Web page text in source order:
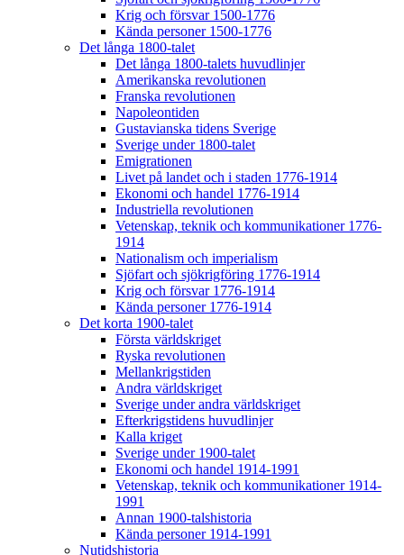
Krig och försvar 1500-1776
Kända personer 1500-1776
Det långa 1800-talet
Det långa 1800-talets huvudlinjer
Amerikanska revolutionen
Franska revolutionen
Napoleontiden
Gustavianska tidens Sverige
Sverige under 1800-talet
Emigrationen
Livet på landet och i staden 1776-1914
Ekonomi och handel 1776-1914
Industriella revolutionen
Vetenskap, teknik och kommunikationer 1776-
1914
Nationalism och imperialism
Sjöfart och sjökrigföring 1776-1914
Krig och försvar 1776-1914
Kända personer 1776-1914
Det korta 1900-talet
Första världskriget
Ryska revolutionen
Mellankrigstiden
Andra världskriget
Sverige under andra världskriget
Efterkrigstidens huvudlinjer
Kalla kriget
Sverige under 1900-talet
Ekonomi och handel 1914-1991
Vetenskap, teknik och kommunikationer 1914-
1991
Annan 1900-talshistoria
Kända personer 1914-1991
Nutidshistoria